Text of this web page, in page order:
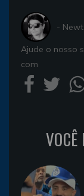
-
Ajude o nosso
com
VOCÊ